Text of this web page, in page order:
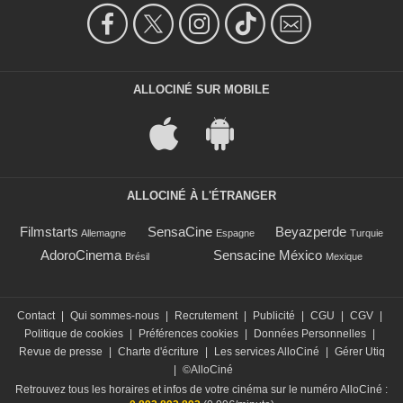
ALLOCINÉ SUR MOBILE
ALLOCINÉ À L'ÉTRANGER
Filmstarts Allemagne SensaCine Espagne Beyazperde Turquie
AdoroCinema Brésil Sensacine México Mexique
Contact Qui sommes-nous Recrutement Publicité CGU CGV
Politique de cookies
Préférences cookies Données Personnelles
Revue de presse
Charte d'écriture Les services AlloCiné
Gérer Utiq
©AlloCiné
Retrouvez tous les horaires et infos de votre cinéma sur le numéro AlloCiné :